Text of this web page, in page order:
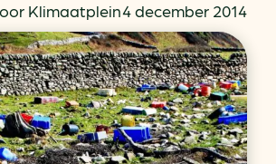
Klimaatplein4 december 2014